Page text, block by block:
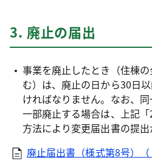
3. 廃止の届出
事業を廃止したとき（住棟
む）は、廃止の日から30日
ければなりません。なお、
一部廃止する場合は、上記
方法により変更届出書の提出
廃止届出書（様式第8号）（